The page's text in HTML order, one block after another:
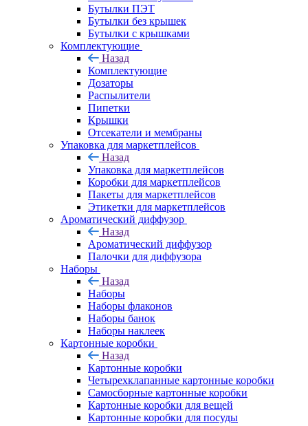
Бутылки ПЭТ
Бутылки без крышек
Бутылки с крышками
Комплектующие
Назад
Комплектующие
Дозаторы
Распылители
Пипетки
Крышки
Отсекатели и мембраны
Упаковка для маркетплейсов
Назад
Упаковка для маркетплейсов
Коробки для маркетплейсов
Пакеты для маркетплейсов
Этикетки для маркетплейсов
Ароматический диффузор
Назад
Ароматический диффузор
Палочки для диффузора
Наборы
Назад
Наборы
Наборы флаконов
Наборы банок
Наборы наклеек
Картонные коробки
Назад
Картонные коробки
Четырехклапанные картонные коробки
Самосборные картонные коробки
Картонные коробки для вещей
Картонные коробки для посуды